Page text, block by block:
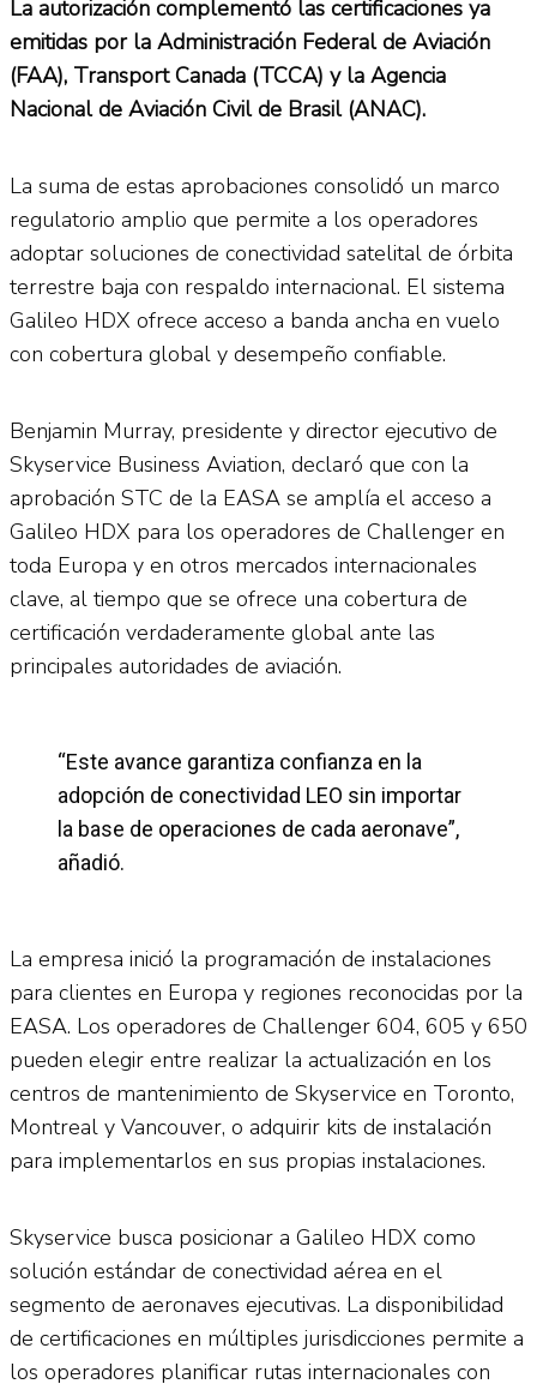
La autorización complementó las certificaciones ya
emitidas por la Administración Federal de Aviación
(FAA), Transport Canada (TCCA) y la Agencia
Nacional de Aviación Civil de Brasil (ANAC).
La suma de estas aprobaciones consolidó un marco
regulatorio amplio que permite a los operadores
adoptar soluciones de conectividad satelital de órbita
terrestre baja con respaldo internacional. El sistema
Galileo HDX ofrece acceso a banda ancha en vuelo
con cobertura global y desempeño confiable.
Benjamin Murray, presidente y director ejecutivo de
Skyservice Business Aviation, declaró que con la
aprobación STC de la EASA se amplía el acceso a
Galileo HDX para los operadores de Challenger en
toda Europa y en otros mercados internacionales
clave, al tiempo que se ofrece una cobertura de
certificación verdaderamente global ante las
principales autoridades de aviación.
“Este avance garantiza confianza en la
adopción de conectividad LEO sin importar
la base de operaciones de cada aeronave”,
añadió.
La empresa inició la programación de instalaciones
para clientes en Europa y regiones reconocidas por la
EASA. Los operadores de Challenger 604, 605 y 650
pueden elegir entre realizar la actualización en los
centros de mantenimiento de Skyservice en Toronto,
Montreal y Vancouver, o adquirir kits de instalación
para implementarlos en sus propias instalaciones.
Skyservice busca posicionar a Galileo HDX como
solución estándar de conectividad aérea en el
segmento de aeronaves ejecutivas. La disponibilidad
de certificaciones en múltiples jurisdicciones permite a
los operadores planificar rutas internacionales con